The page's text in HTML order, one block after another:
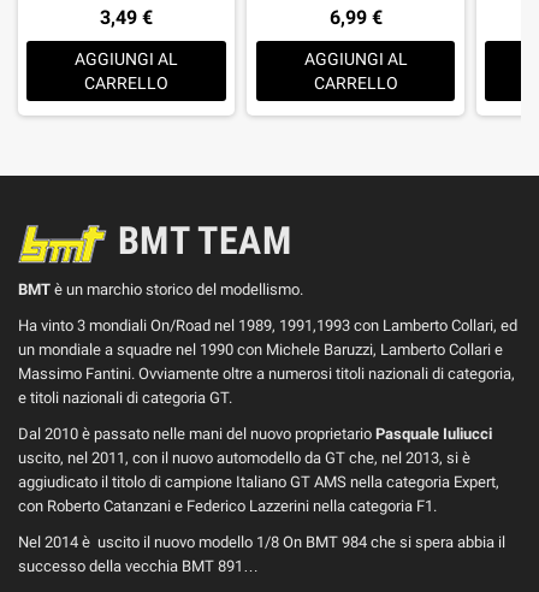
3,49 €
AGGIUNGI AL
CARRELLO
6,99 €
AGGIUNGI AL
CARRELLO
BMT TEAM
BMT è un marchio storico del modellismo.
Ha vinto 3 mondiali On/Road nel 1989, 1991,1993 con Lamberto Collari, ed
un mondiale a squadre nel 1990 con Michele Baruzzi, Lamberto Collari e
Massimo Fantini. Ovviamente oltre a numerosi titoli nazionali di categoria,
e titoli nazionali di categoria GT.
Dal 2010 è passato nelle mani del nuovo proprietario Pasquale Iuliucci
uscito, nel 2011, con il nuovo automodello da GT che, nel 2013, si è
aggiudicato il titolo di campione Italiano GT AMS nella categoria Expert,
con Roberto Catanzani e Federico Lazzerini nella categoria F1.
Nel 2014 è uscito il nuovo modello 1/8 On BMT 984 che si spera abbia il
successo della vecchia BMT 891…